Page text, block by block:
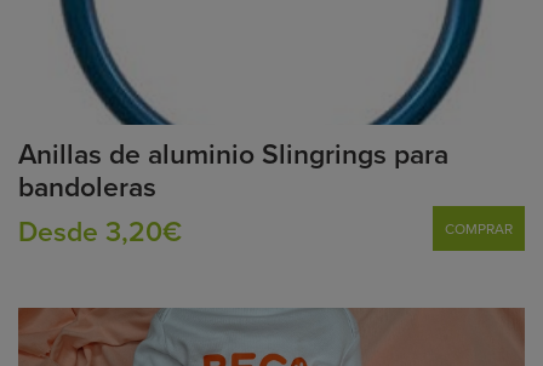
Anillas de aluminio Slingrings para
bandoleras
Desde 3,20€
COMPRAR